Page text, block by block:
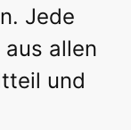
Jede
allen
und